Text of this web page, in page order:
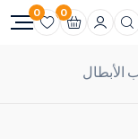
0
0
الأبطال